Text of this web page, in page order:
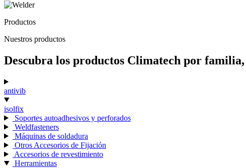
Inicio
Productos
Noticias
ES
Productos
Nuestros productos
Descubra los productos Climatech por
antivib
isolfix
Soportes autoadhesivos y perforados
Weldfasteners
Máquinas de soldadura
Otros Accesorios de Fijación
Accesorios de revestimiento
Herramientas